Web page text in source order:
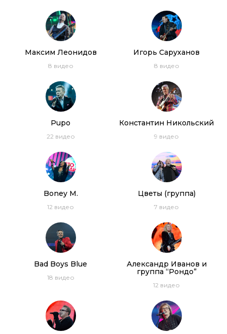
Максим Леонидов
8 видео
Игорь Саруханов
8 видео
Pupo
22 видео
Константин Никольский
9 видео
Boney M.
12 видео
Цветы (группа)
7 видео
Bad Boys Blue
18 видео
Александр Иванов и
группа “Рондо”
12 видео